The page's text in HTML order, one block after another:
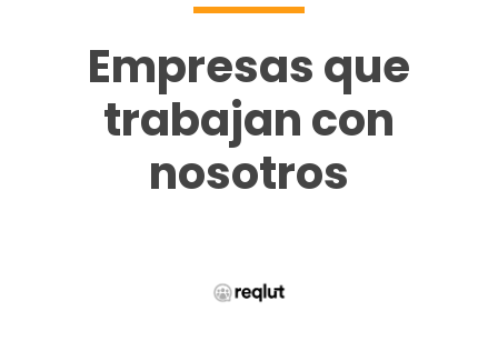
Empresas que
trabajan con
nosotros